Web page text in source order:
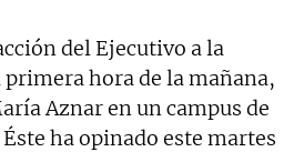
del Ejecutivo a la
hora de la mañana,
Aznar en un campus de
ha opinado este martes